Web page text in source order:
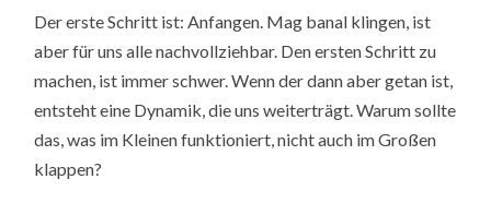
Der erste Schritt ist: Anfangen. Mag banal klingen, ist
aber für uns alle nachvollziehbar. Den ersten Schritt zu
machen, ist immer schwer. Wenn der dann aber getan ist,
entsteht eine Dynamik, die uns weiterträgt. Warum sollte
das, was im Kleinen funktioniert, nicht auch im Großen
klappen?